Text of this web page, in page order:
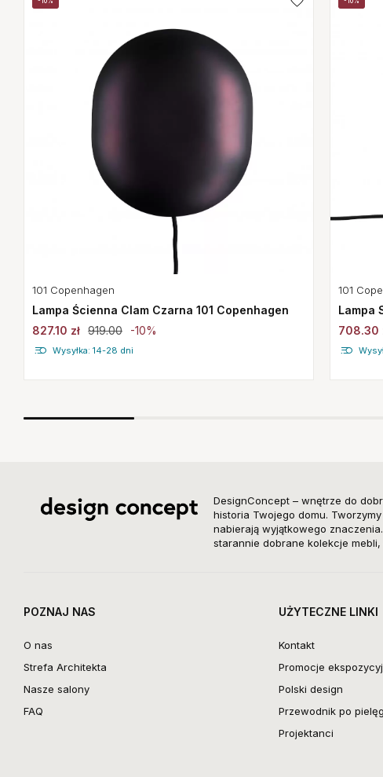
101 Copenhagen
Lampa Ścienna Clam Czarna 101 Copenhagen
827.10 zł 919.00 -10%
Wysyłka: 14-28 dni
101
Lampa
708.30
DesignConcept – wnętrze do
historia Twojego domu.
nabierają wyjątkowego
starannie dobrane kolekcje
POZNAJ NAS
O nas
Strefa Architekta
Nasze salony
FAQ
UŻYTECZNE LINKI
Kontakt
Promocje
Polski design
Przewodnik po
Projektanci